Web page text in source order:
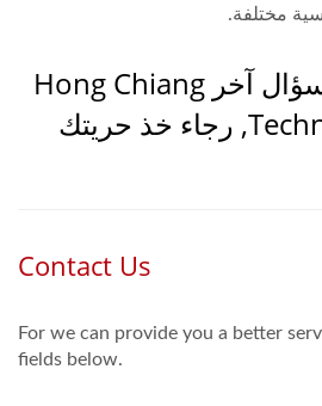
مختلفة.
إذا كان لديك أي سؤال آخر Hong Chiang
Technology Co., LTD, رجاء خذ حريتك